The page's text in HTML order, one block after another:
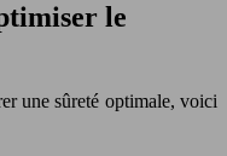
le
une sûreté optimale, voici